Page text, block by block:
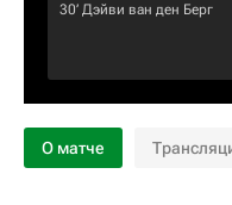
30‎’‎ Дэйви ван ден Берг
О матче